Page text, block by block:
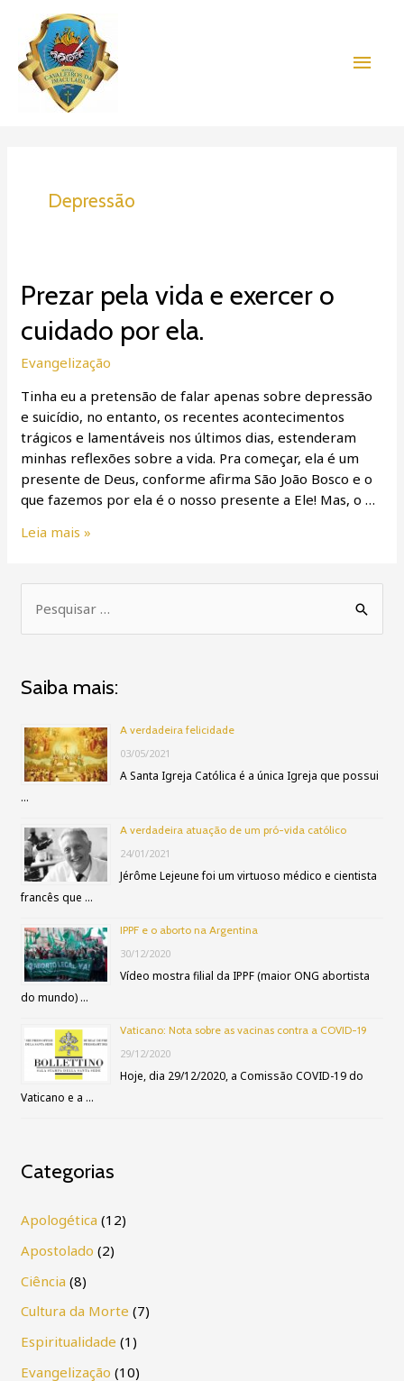
conteúdo
Depressão
Prezar pela vida e exercer o
cuidado por ela.
Evangelização
Tinha eu a pretensão de falar apenas sobre depressão
e suicídio, no entanto, os recentes acontecimentos
trágicos e lamentáveis nos últimos dias, estenderam
minhas reflexões sobre a vida. Pra começar, ela é um
presente de Deus, conforme afirma São João Bosco e o
que fazemos por ela é o nosso presente a Ele! Mas, o …
Prezar
pela
vida
exercer
o
cuidado
por
ela.
Leia mais »
e
q
s
a
r
p
o
Saiba mais:
A verdadeira felicidade
03/05/2021
A Santa Igreja Católica é a única Igreja que possui
…
A verdadeira atuação de um pró-vida católico
24/01/2021
Jérôme Lejeune foi um virtuoso médico e cientista
francês que …
IPPF e o aborto na Argentina
30/12/2020
Vídeo mostra filial da IPPF (maior ONG abortista
do mundo) …
Vaticano: Nota sobre as vacinas contra a COVID-19
29/12/2020
Hoje, dia 29/12/2020, a Comissão COVID-19 do
Vaticano e a …
Categorias
Apologética (12)
Apostolado (2)
Ciência (8)
Cultura da Morte (7)
Espiritualidade (1)
Evangelização (10)